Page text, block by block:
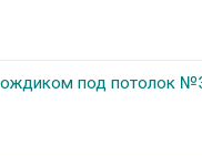
под потолок